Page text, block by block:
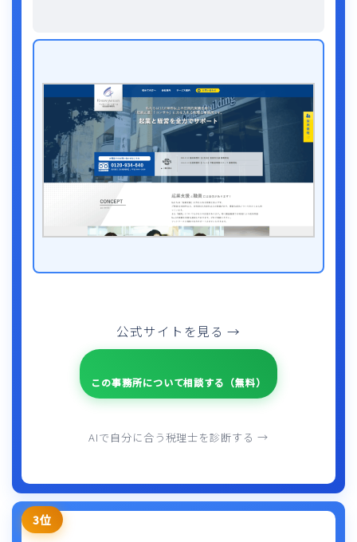
公式サイトを見る →
この事務所について相談する（無料）
AIで自分に合う税理士を診断する →
3位